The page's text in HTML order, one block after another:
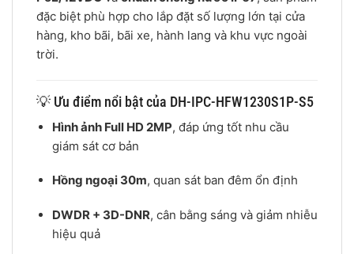
đặc biệt phù hợp cho lắp đặt số lượng lớn tại cửa
hàng, kho bãi, bãi xe, hành lang và khu vực ngoài
trời.
💡 Ưu điểm nổi bật của DH-IPC-HFW1230S1P-S5
Hình ảnh Full HD 2MP, đáp ứng tốt nhu cầu
giám sát cơ bản
Hồng ngoại 30m, quan sát ban đêm ổn định
DWDR + 3D-DNR, cân bằng sáng và giảm nhiễu
hiệu quả